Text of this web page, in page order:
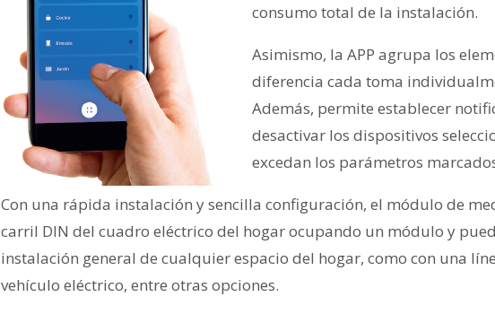
consumo total de la instalación.
Asimismo, la APP agrupa los
diferencia cada toma
Además, permite establecer
desactivar los dispositivos
excedan los parámetros
Con una rápida instalación y sencilla configuración, el módulo de
carril DIN del cuadro eléctrico del hogar ocupando un módulo y
instalación general de cualquier espacio del hogar, como con una
vehículo eléctrico, entre otras opciones.